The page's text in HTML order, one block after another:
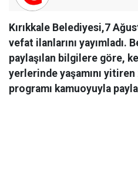
Kırıkkale Belediyesi,7
vefat ilanlarını yayımladı.
paylaşılan bilgilere göre,
yerlerinde yaşamını
programı kamuoyuyla